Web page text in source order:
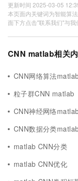
更新时间 2025-03-05
本页面内关键词为智能算
面下方点击"联系我们"与我
CNN matlab相关
CNN网络算法
粒子群CNN matlab
CNN神经网络
CNN数据分类
matlab CNN分类
matlab CNN优化